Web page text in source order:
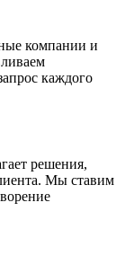
компании и
каждого
решения,
Мы ставим